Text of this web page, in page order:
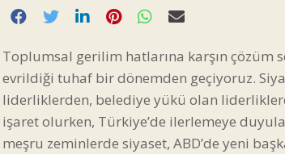
Toplumsal gerilim hatlarına karşın çözüm
evrildiği tuhaf bir dönemden geçiyoruz.
liderliklerden, belediye yükü olan
işaret olurken, Türkiye’de ilerlemeye
meşru zeminlerde siyaset, ABD’de yeni